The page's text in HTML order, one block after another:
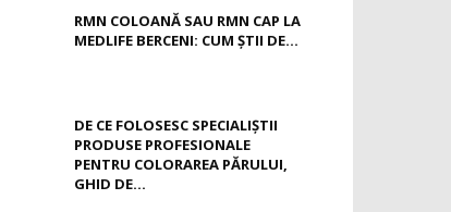
RMN COLOANĂ SAU RMN CAP LA
MEDLIFE BERCENI: CUM ȘTII DE...
DE CE FOLOSESC SPECIALIȘTII
PRODUSE PROFESIONALE
PENTRU COLORAREA PĂRULUI,
GHID DE...